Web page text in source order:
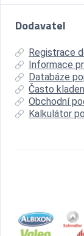
Dodavatel
Registrace
Informace
Databáze
Často
Obchodní
Kalkulátor